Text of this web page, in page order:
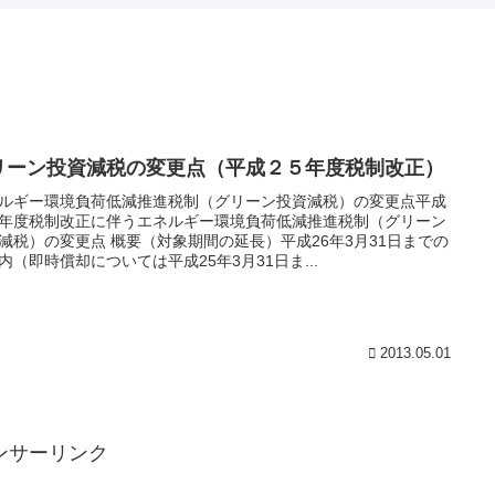
ーン投資減税の変更点（平成２５年度税制改正）
ギー環境負荷低減推進税制（グリーン投資減税）の変更点平成
度税制改正に伴うエネルギー環境負荷低減推進税制（グリーン
税）の変更点 概要（対象期間の延長）平成26年3月31日までの
（即時償却については平成25年3月31日ま...
2013.05.01
サーリンク